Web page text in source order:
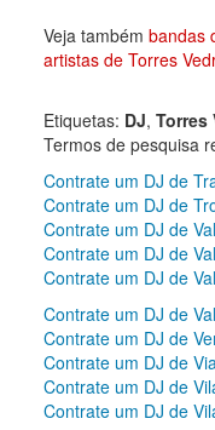
Veja também bandas
artistas de Torres
Etiquetas: DJ, Torres
Termos de pesquisa
Contrate um DJ de
Contrate um DJ de
Contrate um DJ de
Contrate um DJ de
Contrate um DJ de
Contrate um DJ de
Contrate um DJ de
Contrate um DJ de
Contrate um DJ de
Contrate um DJ de